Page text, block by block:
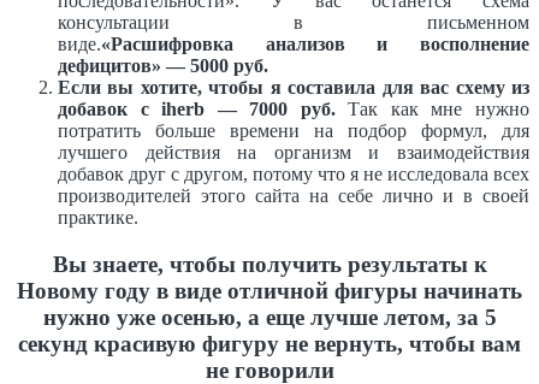
консультации в письменном
виде.«Расшифровка
анализов и восполнение
дефицитов» — 5000 руб.
Если вы хотите, чтобы я составила для вас схему из
добавок с iherb — 7000 руб.Так как мне нужно
потратить больше времени на подбор формул, для
лучшего действия на организм и взаимодействия
добавок друг с другом, потому что я не исследовала всех
производителей этого сайта на себе лично и в своей
практике.
Вы знаете, чтобы получить результаты к
Новому году в виде отличной фигуры начинать
нужно уже осенью, а еще лучше летом, за 5
секунд красивую фигуру не вернуть, чтобы вам
не говорили